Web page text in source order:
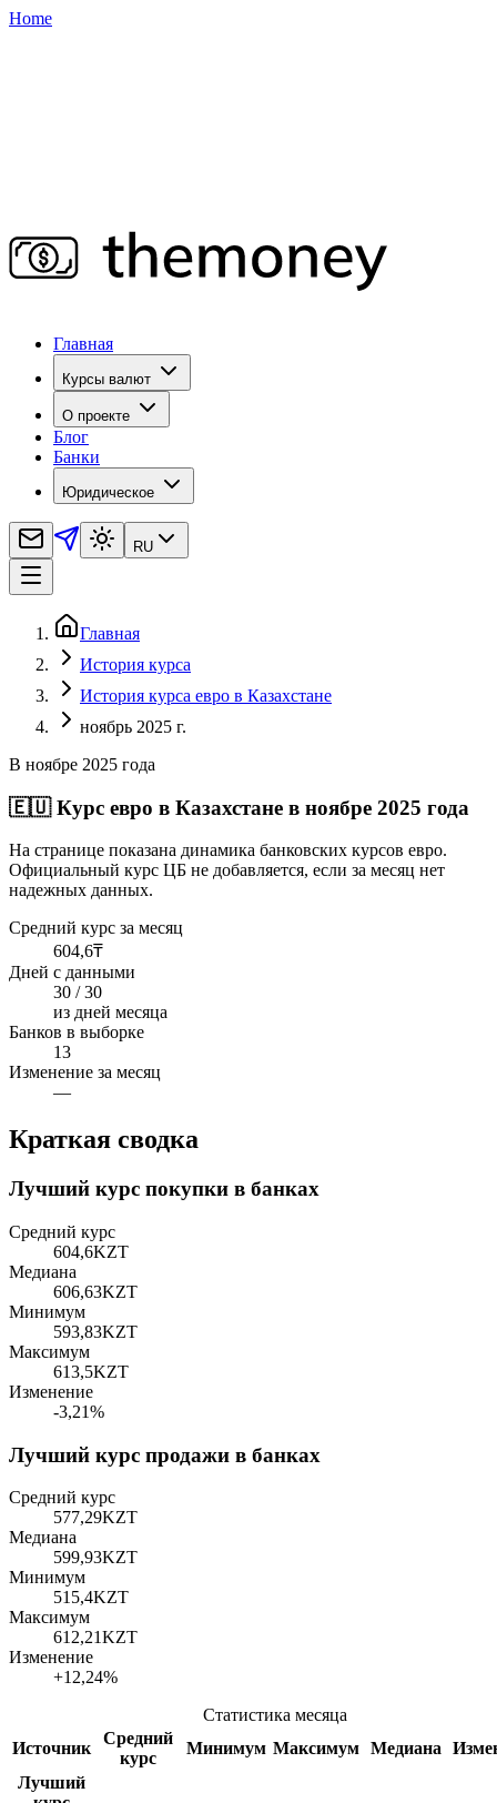
Home
Главная
Курсы валют
О проекте
Блог
Банки
Юридическое
RU
Главная
История курса
История курса евро в Казахстане
ноябрь 2025 г.
В ноябре 2025 года
🇪🇺 Курс евро в Казахстане в ноябре 2025 года
На странице показана динамика банковских курсов евро.
Официальный курс ЦБ не добавляется, если за месяц нет
надежных данных.
Средний курс за месяц
604,6₸
Дней с данными
30 / 30
из дней месяца
Банков в выборке
13
Изменение за месяц
—
Краткая сводка
Лучший курс покупки в банках
Средний курс
604,6KZT
Медиана
606,63KZT
Минимум
593,83KZT
Максимум
613,5KZT
Изменение
-3,21%
Лучший курс продажи в банках
Средний курс
577,29KZT
Медиана
599,93KZT
Минимум
515,4KZT
Максимум
612,21KZT
Изменение
+12,24%
Статистика месяца
Источник
Средний
курс
Минимум Максимум Медиана
Лучший